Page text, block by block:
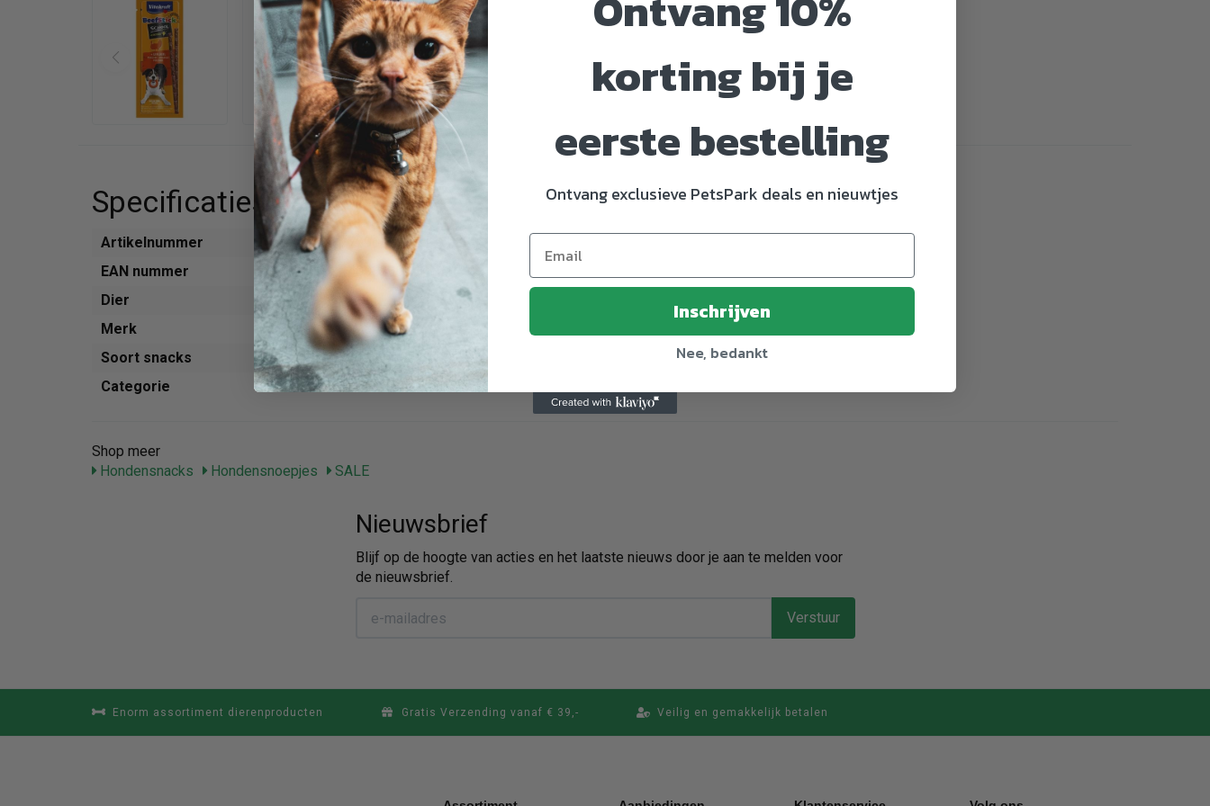
Specificaties
Artikelnummer
729616
EAN nummer
4008239234162
Dier
Hond
Merk
Vitakraft
Soort snacks
Snoepjes
Categorie
Snacks
Shop meer
Hondensnacks
Hondensnoepjes SALE
Nieuwsbrief
Blijf op de hoogte van acties en het laatste nieuws door je aan te melden voor
de nieuwsbrief.
Verstuur
Enorm assortiment dierenproducten Gratis Verzending vanaf € 39,- Veilig en gemakkelijk betalen
korting bij je
eerste bestelling
Ontvang exclusieve PetsPark deals en nieuwtjes
Inschrijven
Nee, bedankt